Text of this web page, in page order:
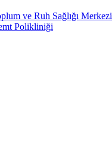
ve Ruh Sağlığı Merkezi
Polikliniği